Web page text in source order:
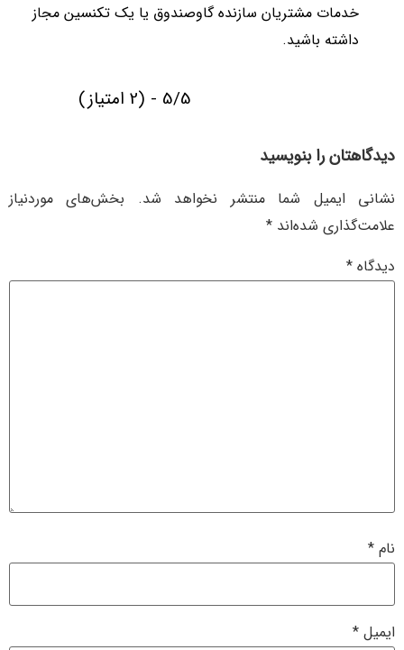
خدمات مشتریان سازنده گاوصندوق یا یک تکنسین مجاز
داشته باشید.
5/5 - (2 امتیاز)
دیدگاهتان را بنویسید
نشانی ایمیل شما منتشر نخواهد شد.
بخش‌های موردنیاز
علامت‌گذاری شده‌اند *
دیدگاه *
نام *
ایمیل *